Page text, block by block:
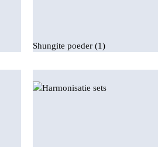
Shungite poeder (1)